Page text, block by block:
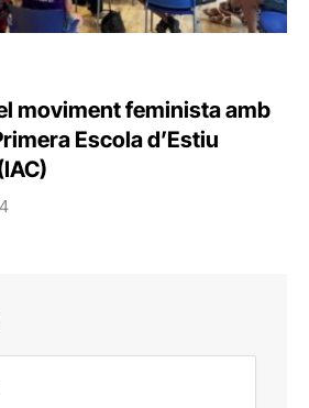
moviment feminista amb
Escola d’Estiu